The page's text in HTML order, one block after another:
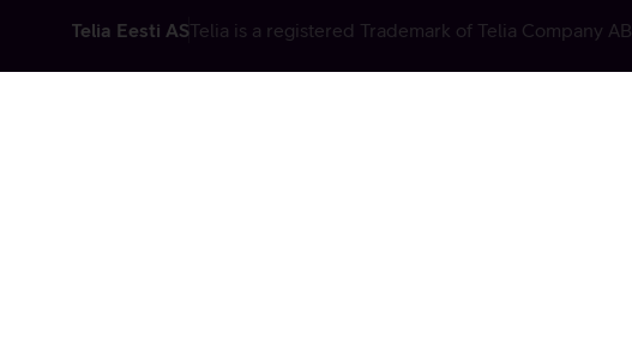
Telia Eesti ASTelia is a registered Trademark of Telia Company AB